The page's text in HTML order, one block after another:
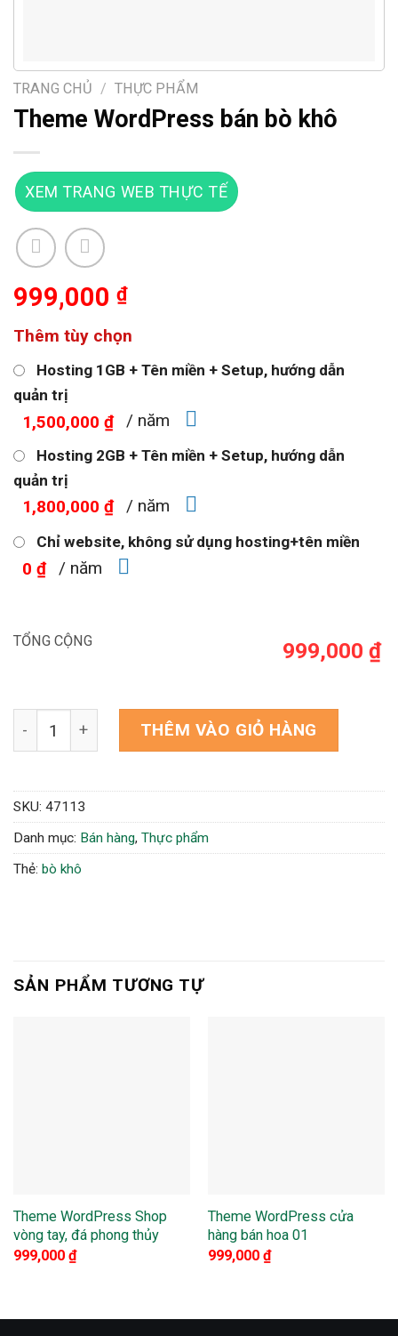
TRANG CHỦ / THỰC PHẨM
Theme WordPress bán bò khô
XEM TRANG WEB THỰC TẾ
999,000 ₫
Thêm tùy chọn
Hosting 1GB + Tên miền + Setup, hướng dẫn
quản trị
1,500,000 ₫ / năm
Hosting 2GB + Tên miền + Setup, hướng dẫn
quản trị
1,800,000 ₫ / năm
Chỉ website, không sử dụng hosting+tên miền
0 ₫ / năm
TỔNG CỘNG 999,000 ₫
Theme WordPress bán bò khô số lượng
THÊM VÀO GIỎ HÀNG
SKU: 47113
Danh mục: Bán hàng, Thực phẩm
Thẻ: bò khô
SẢN PHẨM TƯƠNG TỰ
Theme WordPress Shop
vòng tay, đá phong thủy
999,000 ₫
Theme WordPress cửa
hàng bán hoa 01
999,000 ₫